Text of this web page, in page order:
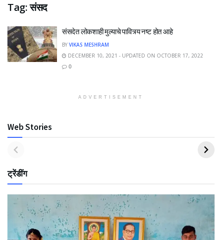
Tag:संसद
संसदेत लोकशाही मुल्याचे पावित्र्य नष्ट होत आहे
BY VIKAS MESHRAM
DECEMBER 10, 2021 - UPDATED ON OCTOBER 17, 2022
0
ADVERTISEMENT
Web Stories
ट्रेंडींग